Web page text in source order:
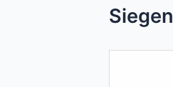
Siegen